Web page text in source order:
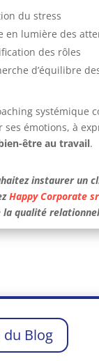
du stress
en lumière des
des rôles
d’équilibre
systémique
ses émotions, à
être au travail.
instaurer un
Happy Corporate
la qualité
du Blog